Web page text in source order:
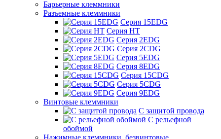
Барьерные клеммники
Разъемные клеммники
Серия 15EDG
Серия HT
Серия 2EDG
Серия 2CDG
Серия 5EDG
Серия 8EDG
Серия 15CDG
Серия 5CDG
Серия 9EDG
Винтовые клеммники
С защитой провода
C рельефной
обоймой
Нажимные клеммники, безвинтовые